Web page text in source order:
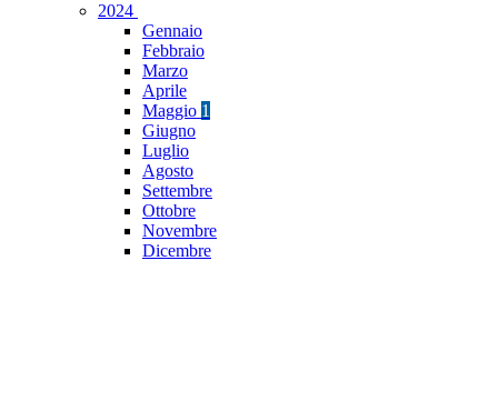
2024
Gennaio
Febbraio
Marzo
Aprile
Maggio 1
Giugno
Luglio
Agosto
Settembre
Ottobre
Novembre
Dicembre